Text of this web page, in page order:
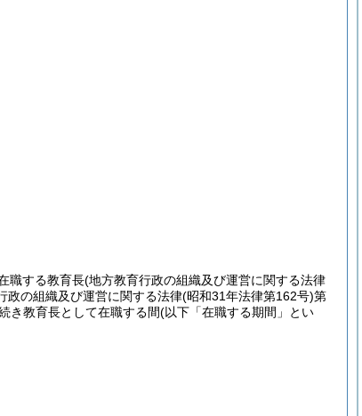
職する教育長(地方教育行政の組織及び運営に関する法律
政の組織及び運営に関する法律(昭和31年法律第162号)第
き教育長として在職する間(以下「在職する期間」とい